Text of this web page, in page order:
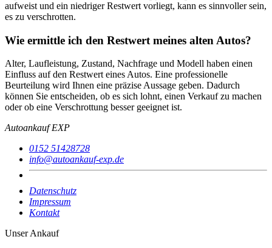
aufweist und ein niedriger Restwert vorliegt, kann es sinnvoller sein,
es zu verschrotten.
Wie ermittle ich den Restwert meines alten Autos?
Alter, Laufleistung, Zustand, Nachfrage und Modell haben einen
Einfluss auf den Restwert eines Autos. Eine professionelle
Beurteilung wird Ihnen eine präzise Aussage geben. Dadurch
können Sie entscheiden, ob es sich lohnt, einen Verkauf zu machen
oder ob eine Verschrottung besser geeignet ist.
Autoankauf EXP
0152 51428728
info@autoankauf-exp.de
Datenschutz
Impressum
Kontakt
Unser Ankauf